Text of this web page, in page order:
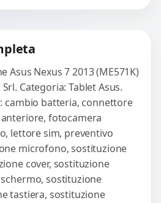
Asus Nexus 7 2013 (ME571K)
Categoria: Tablet Asus.
cambio batteria, connettore
fotocamera
lettore sim, preventivo
microfono, sostituzione
cover, sostituzione
sostituzione
tastiera, sostituzione